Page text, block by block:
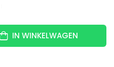
IN WINKELWAGEN